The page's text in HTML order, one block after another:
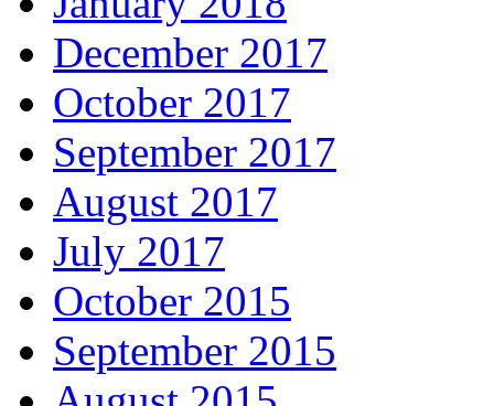
December 2017
October 2017
September 2017
August 2017
July 2017
October 2015
September 2015